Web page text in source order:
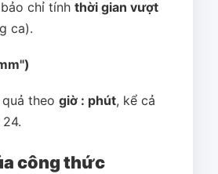
chỉ tính thời gian vượt
ca).
theo giờ : phút, kể cả
công thức